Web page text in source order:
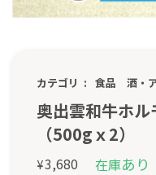
カテゴリ 食品 酒・
奥出雲和牛ホル
（500gｘ2）
¥3,680 在庫あり